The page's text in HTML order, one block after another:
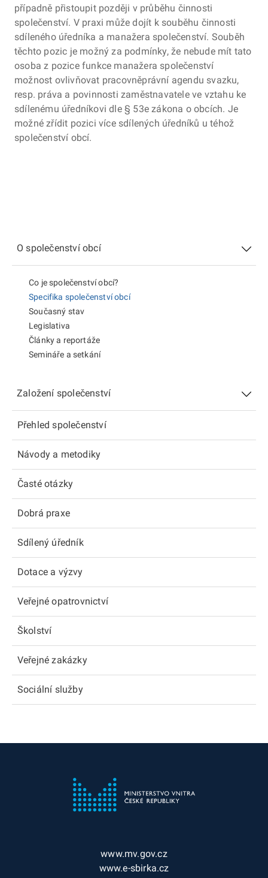
O společenství obcí
Co je společenství obcí?
Specifika společenství obcí
Současný stav
Legislativa
Články a reportáže
Semináře a setkání
Založení společenství
Přehled společenství
Návody a metodiky
Časté otázky
Dobrá praxe
Sdílený úředník
Dotace a výzvy
Veřejné opatrovnictví
Školství
Veřejné zakázky
Sociální služby
případně přistoupit později v průběhu činnosti
společenství. V praxi může dojít k souběhu činnosti
sdíleného úředníka a manažera společenství. Souběh
těchto pozic je možný za podmínky, že nebude mít tato
osoba z pozice funkce manažera společenství
možnost ovlivňovat pracovněprávní agendu svazku,
resp. práva a povinnosti zaměstnavatele ve vztahu ke
sdílenému úředníkovi dle § 53e zákona o obcích. Je
možné zřídit pozici více sdílených úředníků u téhož
společenství obcí.
www.mv.gov.cz
www.e-sbirka.cz